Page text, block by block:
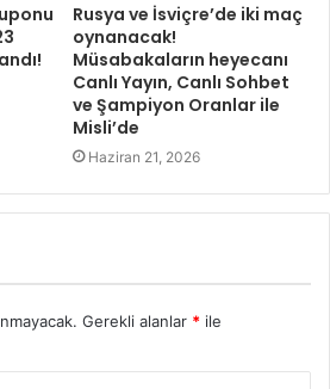
Rusya ve İsviçre’de iki maç
oynanacak!
Müsabakaların heyecanı
Canlı Yayın, Canlı Sohbet
ve Şampiyon Oranlar ile
Misli’de
Haziran 21, 2026
Gerekli alanlar * ile